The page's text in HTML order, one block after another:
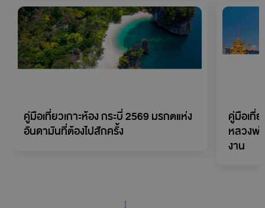
คู่มือเที่ยวเกาะห้อง กระบี่ 2569 มรกตแห่ง
อันดามันที่ต้องไปสักครั้ง
คู่มือเที่
หลวงพ่
งาน